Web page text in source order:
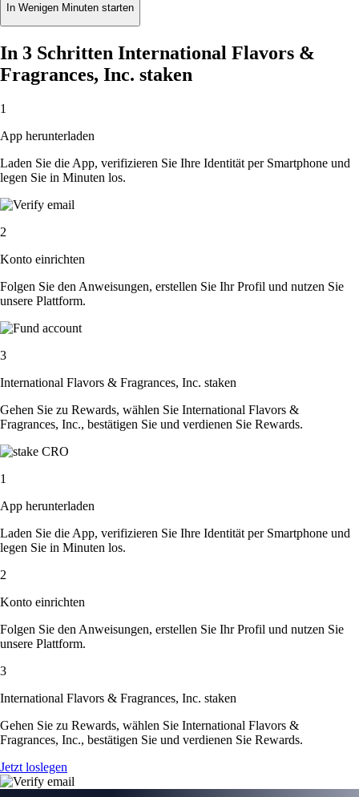
In Wenigen Minuten starten
In 3 Schritten International Flavors &
Fragrances, Inc. staken
1
App herunterladen
Laden Sie die App, verifizieren Sie Ihre Identität per Smartphone und
legen Sie in Minuten los.
2
Konto einrichten
Folgen Sie den Anweisungen, erstellen Sie Ihr Profil und nutzen Sie
unsere Plattform.
3
International Flavors & Fragrances, Inc. staken
Gehen Sie zu Rewards, wählen Sie International Flavors &
Fragrances, Inc., bestätigen Sie und verdienen Sie Rewards.
1
App herunterladen
Laden Sie die App, verifizieren Sie Ihre Identität per Smartphone und
legen Sie in Minuten los.
2
Konto einrichten
Folgen Sie den Anweisungen, erstellen Sie Ihr Profil und nutzen Sie
unsere Plattform.
3
International Flavors & Fragrances, Inc. staken
Gehen Sie zu Rewards, wählen Sie International Flavors &
Fragrances, Inc., bestätigen Sie und verdienen Sie Rewards.
Jetzt loslegen